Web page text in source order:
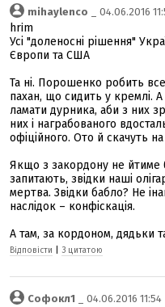
mihaylenco _ 04.06.2016
hrim
Усі "доленосні рішення"
Європи та США
Та ні. Порошенко робить
пахан, що сидить у кремлі.
ламати дурника, аби з них
них і награбованого
офіційного. Ото й скачуть
Якщо з закордону не йтиме
запитають, звідки наші
мертва. Звідки бабло? Не
наслідок – конфіскація.
А там, за кордоном, дядьки
Відповісти З цитатою
Софокл1 _ 04.06.2016 11:54